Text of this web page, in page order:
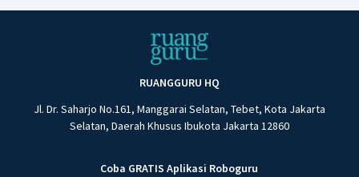
RUANGGURU HQ
Jl. Dr. Saharjo No.161, Manggarai Selatan, Tebet, Kota Jakarta
Selatan, Daerah Khusus Ibukota Jakarta 12860
Coba GRATIS Aplikasi Roboguru